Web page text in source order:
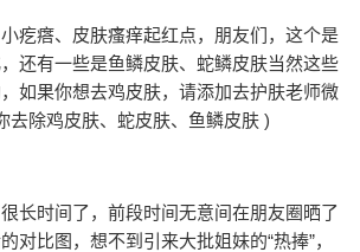
疙瘩、皮肤瘙痒起红点，朋友们，这个是
还有一些是鱼鳞皮肤、蛇鳞皮肤当然这些
如果你想去鸡皮肤，请添加去护肤老师微
去除鸡皮肤、蛇皮肤、鱼鳞皮肤 )
长时间了，前段时间无意间在朋友圈晒了
对比图，想不到引来大批姐妹的“热捧”，